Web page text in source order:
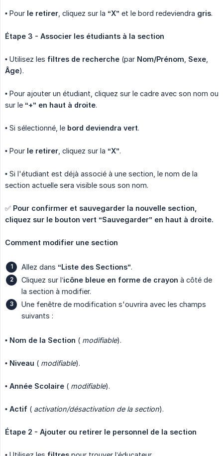
• Pour le retirer , cliquez sur la “X” et le bord redeviendra gris.
Étape 3 - Associer les étudiants à la section
• Utilisez les filtres de recherche (par Nom/Prénom Sexe
Âge).
• Pour ajouter un étudiant, cliquez sur le cadre avec son nom ou
sur le “+” en haut à droite.
• Si sélectionné, le bord deviendra vert.
• Pour le retirer , cliquez sur la “X”.
• Si l'étudiant est déjà associé à une section, le nom de la
section actuelle sera visible sous son nom.
✅ Pour confirmer et sauvegarder la nouvelle section,
cliquez sur le bouton vert “Sauvegarder” en haut à droite.
Comment modifier une section
Allez dans “Liste des Sections”.
Cliquez sur l’icône bleue en forme de crayon à côté de
la section à modifier.
Une fenêtre de modification s'ouvrira avec les champs
suivants :
• Nom de la Section ( modifiable).
• Niveau ( modifiable).
• Année Scolaire ( modifiable).
• Actif ( activation/désactivation de la section).
Étape 2 - Ajouter ou retirer le personnel de la section